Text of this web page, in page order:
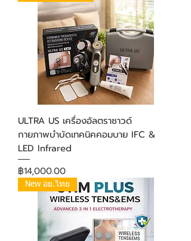
ULTRA US เครื่องอัลตราซาวด์
กายภาพบำบัดเทคนิคคอมบาย IFC &
LED Infrared
ราคา
฿14,000.00
New อย.ไทย